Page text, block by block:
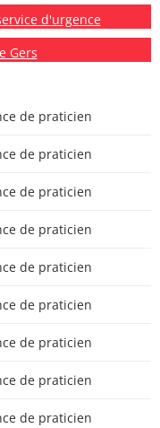
d'urgence
Gers
de praticien
de praticien
de praticien
de praticien
de praticien
de praticien
de praticien
de praticien
de praticien